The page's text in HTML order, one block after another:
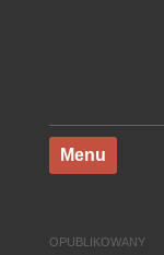
Menu
Skocz do treści
OPUBLIKOWANY